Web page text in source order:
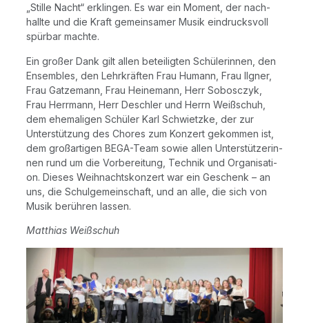
„Stil­le Nacht“ erklin­gen. Es war ein Moment, der nach­
hall­te und die Kraft gemein­sa­mer Musik ein­drucks­voll
spür­bar machte.
Ein gro­ßer Dank gilt allen betei­lig­ten Schü­le­rin­nen, den
Ensem­bles, den Lehr­kräf­ten Frau Humann, Frau Ilg­ner,
Frau Gatz­e­mann, Frau Hei­ne­mann, Herr Sobo­sc­zyk,
Frau Herr­mann, Herr Desch­ler und Herrn Weiß­schuh,
dem ehe­ma­li­gen Schü­ler Karl Schwietz­ke, der zur
Unter­stüt­zung des Cho­res zum Kon­zert gekom­men ist,
dem groß­ar­ti­gen BEGA-Team sowie allen Unter­stüt­ze­rin­
nen rund um die Vor­be­rei­tung, Tech­nik und Orga­ni­sa­ti­
on. Die­ses Weih­nachts­kon­zert war ein Geschenk – an
uns, die Schul­ge­mein­schaft, und an alle, die sich von
Musik berüh­ren lassen.
Mat­thi­as Weißschuh